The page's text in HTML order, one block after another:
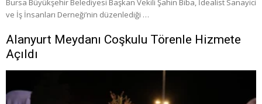
ve İş İnsanları Derneği’nin düzenlediği …
Alanyurt Meydanı Coşkulu Törenle Hizmete
Açıldı